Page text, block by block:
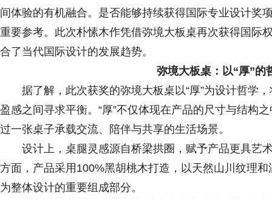
间体验的有机融合。是否能够持续获得国际专业设计奖
重要参考。此次朴愫木作凭借弥境大板桌再次获得国际
合了当代国际设计的发展趋势。
弥境大板桌：以“厚”的
据了解，此次获奖的弥境大板桌以“厚”为设计哲学
盈感之间寻求平衡。“厚”不仅体现在产品的尺寸与结
过一张桌子承载交流、陪伴与共享的生活场景。
设计上，桌腿灵感源自桥梁拱圈，赋予产品更具艺
方面，产品采用100%黑胡桃木打造，以天然山川纹理
为整体设计的重要组成部分。